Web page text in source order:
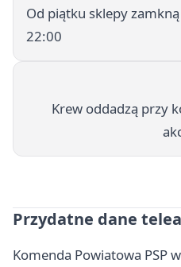
Od piątku sklepy
22:00
Krew oddadzą przy
Przydatne dane
Komenda Powiatowa PSP